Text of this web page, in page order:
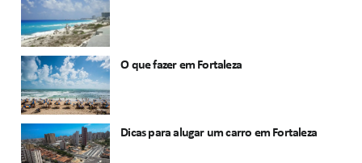
O que fazer em Fortaleza
Dicas para alugar um carro em Fortaleza